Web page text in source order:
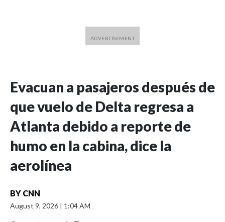
Evacuan a pasajeros después de
que vuelo de Delta regresa a
Atlanta debido a reporte de
humo en la cabina, dice la
aerolínea
BY CNN
August 9, 2026 | 1:04 AM